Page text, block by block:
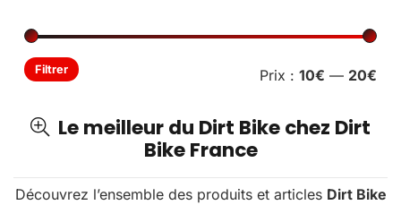
Filtrer Prix : 10€ — 20€
Le meilleur du Dirt Bike chez Dirt
Bike France
Découvrez l’ensemble des produits et articles Dirt Bike